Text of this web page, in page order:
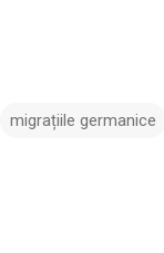
migrațiile germanice